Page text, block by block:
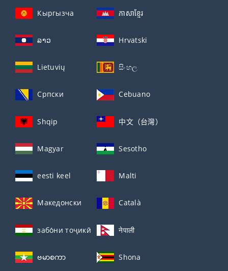
Кыргызча ភាសាខ្មែរ
ລາວ Hrvatski
Lietuvių සිංහල
Српски Cebuano
Shqip 中文（台灣）
Magyar Sesotho
eesti keel Malti
Македонски Català
забо́ни тоҷикӣ́ नेपाली
ဗမာစကာ Shona